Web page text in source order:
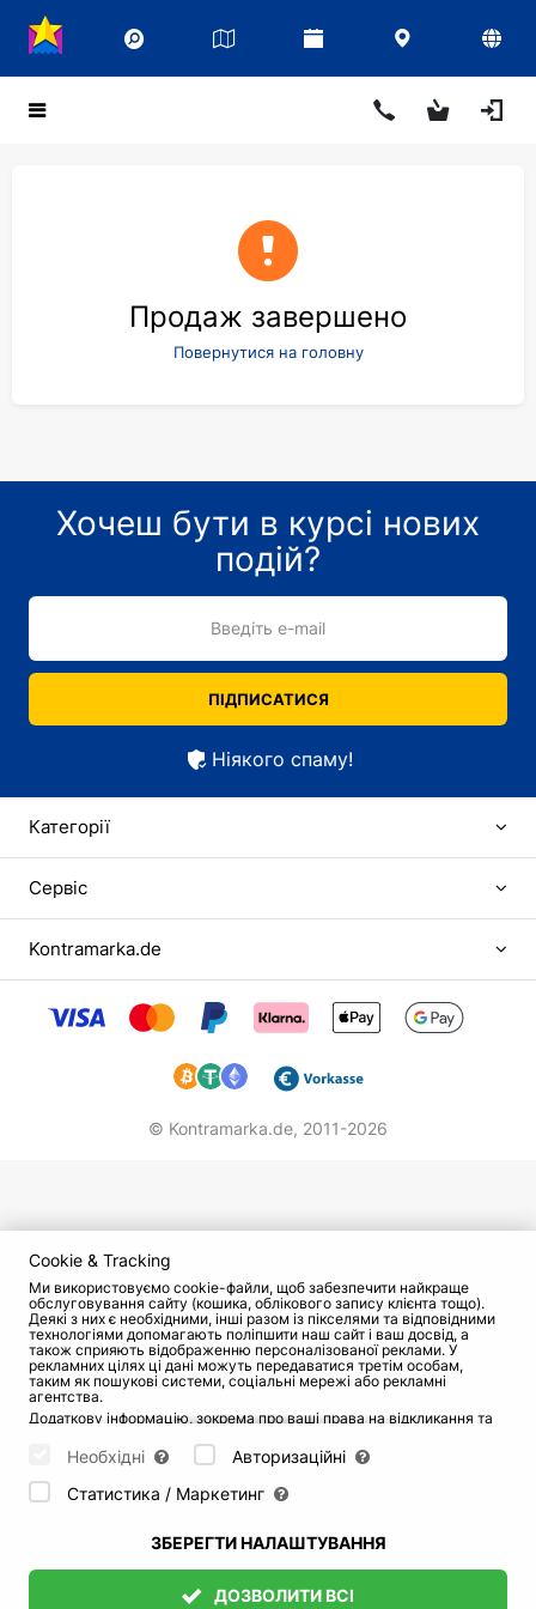
Продаж завершено
Повернутися на головну
Хочеш бути в курсі нових
подій?
Введіть e-mail
ПІДПИСАТИСЯ
Ніякого спаму!
Категорії
Сервіс
Kontramarka.de
© Kontramarka.de, 2011-2026
Cookie & Tracking
Ми використовуємо cookie-файли, щоб забезпечити найкраще
обслуговування сайту (кошика, облікового запису клієнта тощо).
Деякі з них є необхідними, інші разом із пікселями та відповідними
технологіями допомагають поліпшити наш сайт і ваш досвід, а
також сприяють відображенню персоналізованої реклами. У
рекламних цілях ці дані можуть передаватися третім особам,
таким як пошукові системи, соціальні мережі або рекламні
агентства.
Додаткову інформацію, зокрема про ваші права на відкликання та
Будь ласка, виберіть нижче, які куки можуть бути встановлені, і
підтвердіть це натисканням кнопки "Зберегти налаштування", або
прийміть усі куки, натиснувши кнопку "Дозволити всі":
Необхідні
Авторизаційні
Статистика / Маркетинг
ЗБЕРЕГТИ НАЛАШТУВАННЯ
ДОЗВОЛИТИ ВСІ